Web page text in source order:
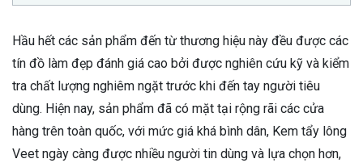
Hầu hết các sản phẩm đến từ thương hiệu này đều được các
tín đồ làm đẹp đánh giá cao bởi được nghiên cứu kỹ và kiểm
tra chất lượng nghiêm ngặt trước khi đến tay người tiêu
dùng. Hiện nay, sản phẩm đã có mặt tại rộng rãi các cửa
hàng trên toàn quốc, với mức giá khá bình dân, Kem tẩy lông
Veet ngày càng được nhiều người tin dùng và lựa chọn hơn,